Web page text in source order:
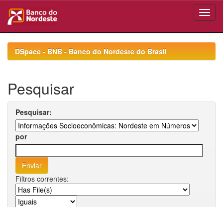
navigationDSpace - BNB - Banco do Nordeste do Brasil
Pesquisar
Pesquisar:
por
Filtros correntes: